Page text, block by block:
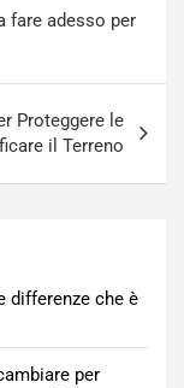
fare adesso per
Proteggere le
il Terreno
differenze che è
per